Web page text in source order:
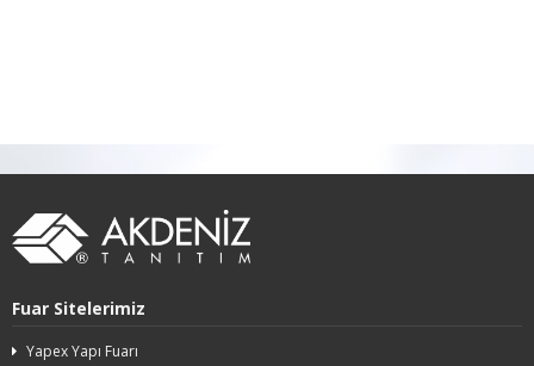
Fuar Sitelerimiz
Yapex Yapı Fuarı